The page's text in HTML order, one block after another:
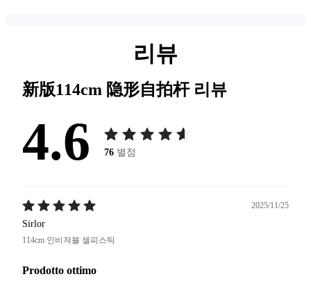
리뷰
新版114cm 隐形自拍杆 리뷰
4.6 76 별점
2025/11/25
Sirlor
114cm 인비져블 셀피스틱
Prodotto ottimo